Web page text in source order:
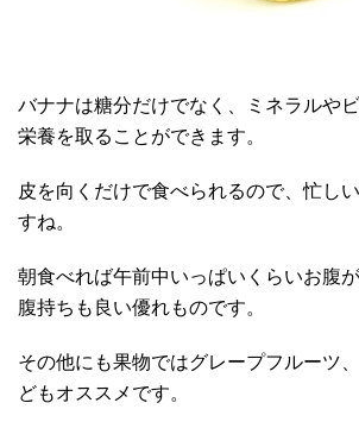
バナナは糖分だけでなく、ミネラルや
栄養を取ることができます。
皮を向くだけで食べられるので、忙し
すね。
朝食べれば午前中いっぱいくらいお腹
腹持ちも良い優れものです。
その他にも果物ではグレープフルーツ
どもオススメです。